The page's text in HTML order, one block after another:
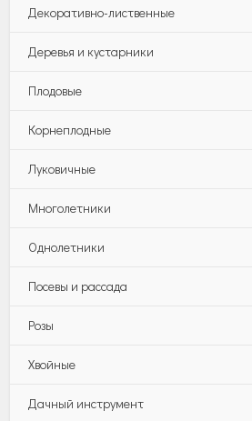
Декоративно-лиственные
Деревья и кустарники
Плодовые
Корнеплодные
Луковичные
Многолетники
Однолетники
Посевы и рассада
Розы
Хвойные
Дачный инструмент